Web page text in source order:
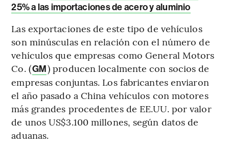
25% a las importaciones de acero y aluminio
Las exportaciones de este tipo de vehículos
son minúsculas en relación con el número de
vehículos que empresas como General Motors
Co. (GM) producen localmente con socios de
empresas conjuntas. Los fabricantes enviaron
el año pasado a China vehículos con motores
más grandes procedentes de EE.UU. por valor
de unos US$3.100 millones, según datos de
aduanas.